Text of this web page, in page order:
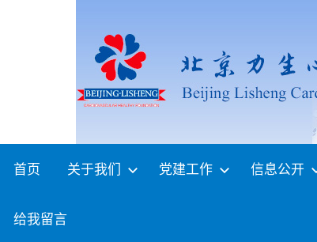
首页 关于我们 党建工作 信息公开
给我留言